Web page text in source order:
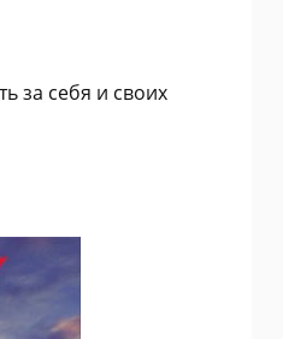
за себя и своих